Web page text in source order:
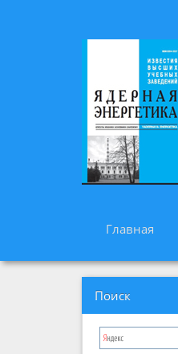
Главная
Поиск